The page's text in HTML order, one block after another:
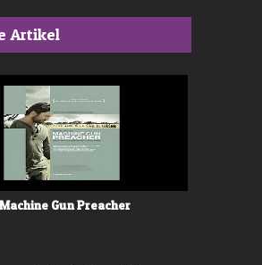
Artikel
Gun Preacher